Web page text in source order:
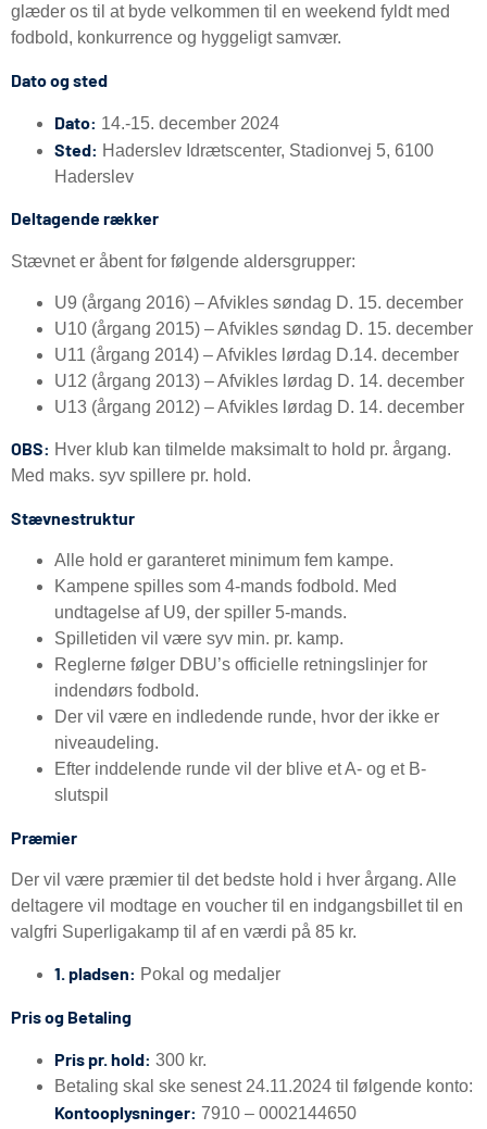
glæder os til at byde velkommen til en weekend fyldt med
fodbold, konkurrence og hyggeligt samvær.
Dato og sted
Dato: 14.-15. december 2024
Sted: Haderslev Idrætscenter, Stadionvej 5, 6100
Haderslev
Deltagende rækker
Stævnet er åbent for følgende aldersgrupper:
U9 (årgang 2016) – Afvikles søndag D. 15. december
U10 (årgang 2015) – Afvikles søndag D. 15. december
U11 (årgang 2014) – Afvikles lørdag D.14. december
U12 (årgang 2013) – Afvikles lørdag D. 14. december
U13 (årgang 2012) – Afvikles lørdag D. 14. december
OBS: Hver klub kan tilmelde maksimalt to hold pr. årgang.
Med maks. syv spillere pr. hold.
Stævnestruktur
Alle hold er garanteret minimum fem kampe.
Kampene spilles som 4-mands fodbold. Med
undtagelse af U9, der spiller 5-mands.
Spilletiden vil være syv min. pr. kamp.
Reglerne følger DBU’s officielle retningslinjer for
indendørs fodbold.
Der vil være en indledende runde, hvor der ikke er
niveaudeling.
Efter inddelende runde vil der blive et A- og et B-
slutspil
Præmier
Der vil være præmier til det bedste hold i hver årgang. Alle
deltagere vil modtage en voucher til en indgangsbillet til en
valgfri Superligakamp til af en værdi på 85 kr.
1. pladsen: Pokal og medaljer
Pris og Betaling
Pris pr. hold: 300 kr.
Betaling skal ske senest 24.11.2024 til følgende konto:
Kontooplysninger: 7910 – 0002144650